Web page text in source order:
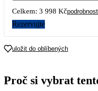
22
1 999 1 999 1
Celkem: 3 998 Kč
Rezervujte
uložit do oblíbených
Proč si vybrat